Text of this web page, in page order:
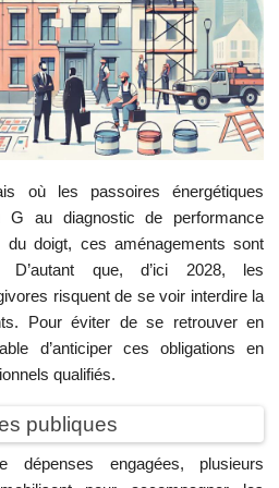
où les passoires énergétiques
au diagnostic de performance
du doigt, ces aménagements sont
D’autant que, d’ici 2028, les
risquent de se voir interdire la
Pour éviter de se retrouver en
d’anticiper ces obligations en
qualifiés.
publiques
engagées, plusieurs